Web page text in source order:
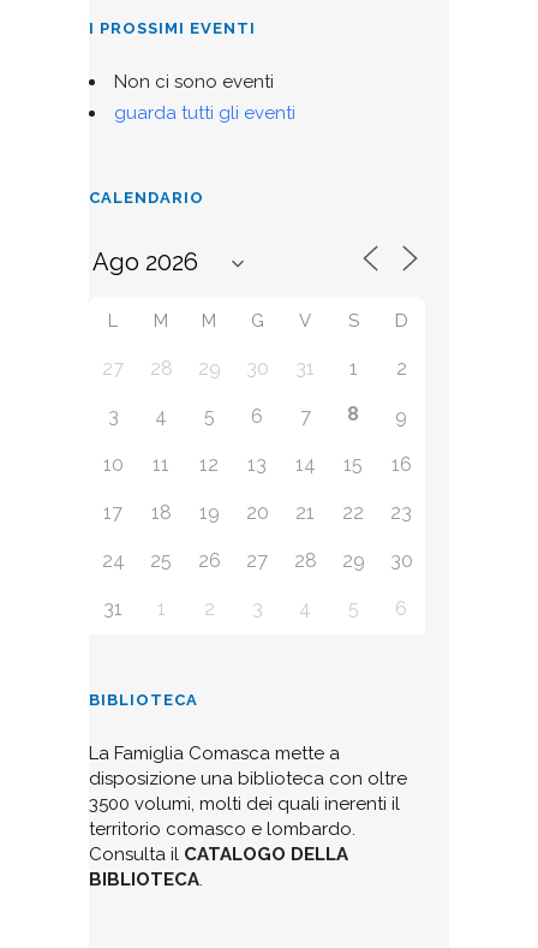
I PROSSIMI EVENTI
Non ci sono eventi
guarda tutti gli eventi
CALENDARIO
L M M G V S D
27 28 29 30 31 1 2
3 4 5 6 7 8 9
10 11 12 13 14 15 16
17 18 19 20 21 22 23
24 25 26 27 28 29 30
31 1 2 3 4 5 6
BIBLIOTECA
La Famiglia Comasca mette a
disposizione una biblioteca con oltre
3500 volumi, molti dei quali inerenti il
territorio comasco e lombardo.
Consulta il CATALOGO DELLA
BIBLIOTECA.